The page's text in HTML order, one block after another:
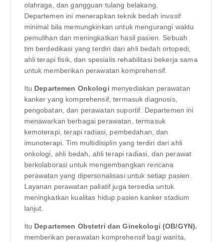
olahraga, dan gangguan tulang belakang.
Departemen ini menerapkan teknik bedah invasif
minimal bila memungkinkan untuk mengurangi waktu
pemulihan dan meningkatkan hasil pasien. Sebuah
tim berdedikasi yang terdiri dari ahli bedah ortopedi,
ahli terapi fisik, dan spesialis rehabilitasi bekerja sama
untuk memberikan perawatan komprehensif.
Itu Departemen Onkologi menyediakan perawatan
kanker yang komprehensif, termasuk diagnosis,
pengobatan, dan perawatan suportif. Departemen ini
menawarkan berbagai perawatan, termasuk
kemoterapi, terapi radiasi, pembedahan, dan
imunoterapi. Tim multidisiplin yang terdiri dari ahli
onkologi, ahli bedah, ahli terapi radiasi, dan perawat
berkolaborasi untuk mengembangkan rencana
perawatan yang dipersonalisasi untuk setiap pasien.
Layanan perawatan paliatif juga tersedia untuk
meningkatkan kualitas hidup pasien kanker stadium
lanjut.
Itu Departemen Obstetri dan Ginekologi (OB/GYN).
memberikan perawatan komprehensif bagi wanita,